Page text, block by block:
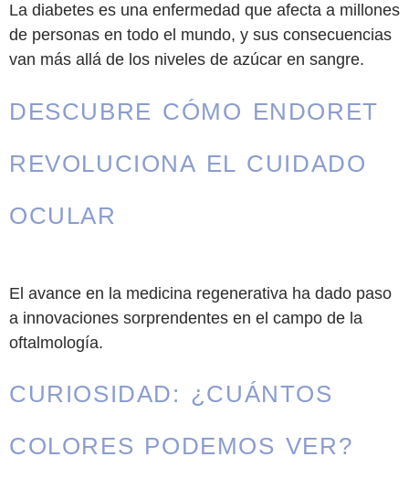
La diabetes es una enfermedad que afecta a millones
de personas en todo el mundo, y sus consecuencias
van más allá de los niveles de azúcar en sangre.
DESCUBRE CÓMO ENDORET
REVOLUCIONA EL CUIDADO
OCULAR
El avance en la medicina regenerativa ha dado paso
a innovaciones sorprendentes en el campo de la
oftalmología.
CURIOSIDAD: ¿CUÁNTOS
COLORES PODEMOS VER?